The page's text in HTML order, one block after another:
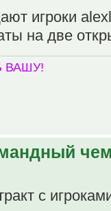
игроки
на две
ВАШУ!
с